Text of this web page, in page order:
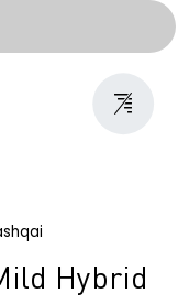
Hybrid